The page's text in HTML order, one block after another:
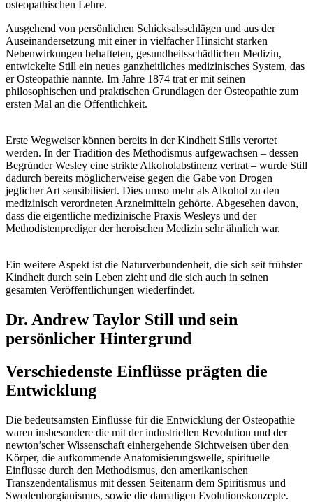
osteopathischen Lehre.
Ausgehend von persönlichen Schicksalsschlägen und aus der
Auseinandersetzung mit einer in vielfacher Hinsicht starken
Nebenwirkungen behafteten, gesundheitsschädlichen Medizin,
entwickelte Still ein neues ganzheitliches medizinisches System, das
er Osteopathie nannte. Im Jahre 1874 trat er mit seinen
philosophischen und praktischen Grundlagen der Osteopathie zum
ersten Mal an die Öffentlichkeit.
Erste Wegweiser können bereits in der Kindheit Stills verortet
werden. In der Tradition des Methodismus aufgewachsen – dessen
Begründer Wesley eine strikte Alkoholabstinenz vertrat – wurde Still
dadurch bereits möglicherweise gegen die Gabe von Drogen
jeglicher Art sensibilisiert. Dies umso mehr als Alkohol zu den
medizinisch verordneten Arzneimitteln gehörte. Abgesehen davon,
dass die eigentliche medizinische Praxis Wesleys und der
Methodistenprediger der heroischen Medizin sehr ähnlich war.
Ein weitere Aspekt ist die Naturverbundenheit, die sich seit frühster
Kindheit durch sein Leben zieht und die sich auch in seinen
gesamten Veröffentlichungen wiederfindet.
Dr. Andrew Taylor Still und sein
persönlicher Hintergrund
Verschiedenste Einflüsse prägten die
Entwicklung
Die bedeutsamsten Einflüsse für die Entwicklung der Osteopathie
waren insbesondere die mit der industriellen Revolution und der
newton’scher Wissenschaft einhergehende Sichtweisen über den
Körper, die aufkommende Anatomisierungswelle, spirituelle
Einflüsse durch den Methodismus, den amerikanischen
Transzendentalismus mit dessen Seitenarm dem Spiritismus und
Swedenborgianismus, sowie die damaligen Evolutionskonzepte.